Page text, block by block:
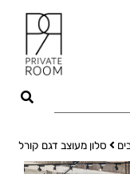
סלון מעוצב דגם קורל